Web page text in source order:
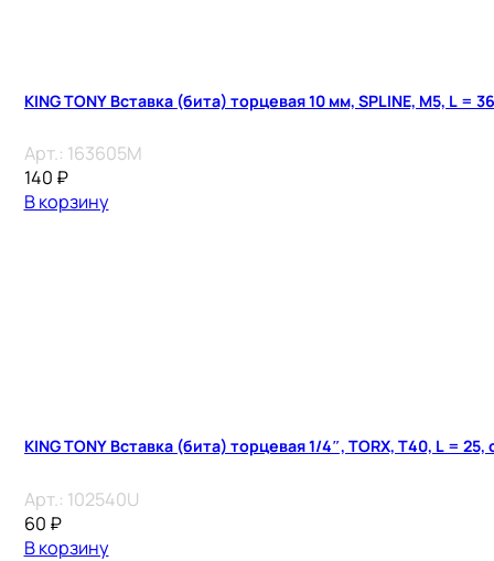
KING TONY Вставка (бита) торцевая 10 мм, SPLINE, М5, L =
Арт.: 163605M
140 ₽
В корзину
KING TONY Вставка (бита) торцевая 1/4″, TORX, T40, L =
Арт.: 102540U
60 ₽
В корзину